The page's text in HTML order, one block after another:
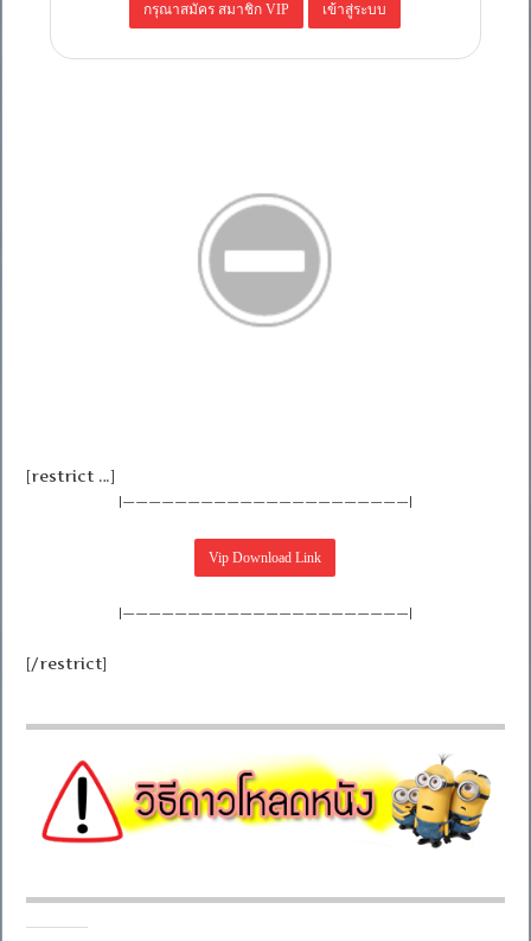
[restrict …]
|——————————————————————|
|——————————————————————|
[/restrict]